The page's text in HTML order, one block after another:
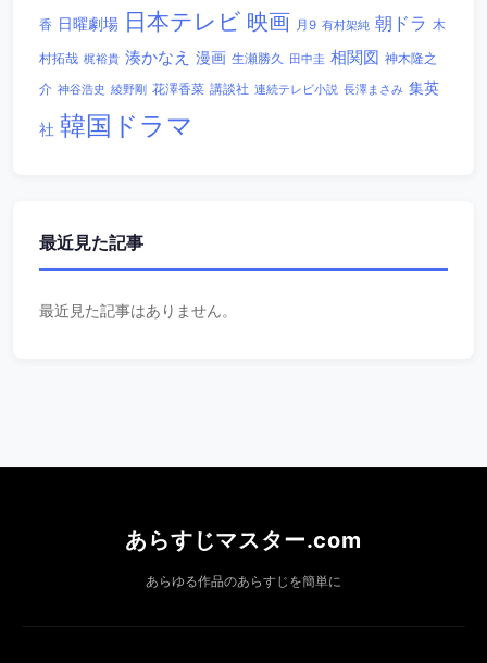
香 日曜劇場 日本テレビ 映画 月9 有村架純 朝ドラ 木
村拓哉 梶裕貴 湊かなえ 漫画 生瀬勝久 田中圭 相関図 神木隆之
介 神谷浩史 綾野剛 花澤香菜 講談社 連続テレビ小説 長澤まさみ 集英
社 韓国ドラマ
最近見た記事
最近見た記事はありません。
あらすじマスター.com
あらゆる作品のあらすじを簡単に